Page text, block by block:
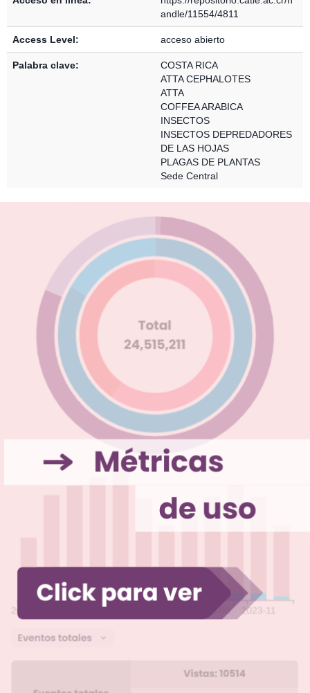
andle/11554/4811
Access Level: acceso abierto
Palabra clave:
COSTA RICA
ATTA CEPHALOTES
ATTA
COFFEA ARABICA
INSECTOS
INSECTOS DEPREDADORES
DE LAS HOJAS
PLAGAS DE PLANTAS
Sede Central